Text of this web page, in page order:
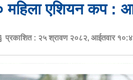
एशियन कप :
प्रकाशित : २५ श्रावण २०८२, आईतवार